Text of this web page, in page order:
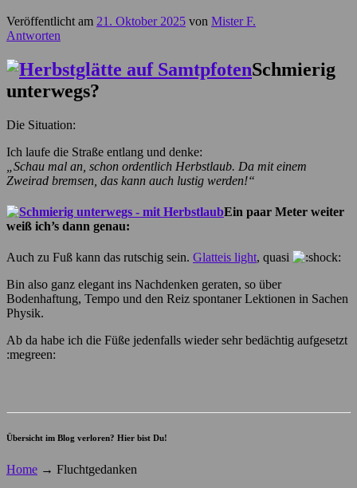
Veröffentlicht am 21. Oktober 2025 von Mister F.
Antworten
Schmierig
unterwegs?
Die Situation:
Ich laufe die Straße entlang und denke:
„Schau mal an, schon ordentlich Herbstlaub. Da mit einem
Zweirad bremsen, das kann auch lustig werden!“
Ein paar Meter weiter
weiß ich’s dann genau:
Auch zu Fuß kann das rutschig sein. Glatteis light, quasi
Bin also ganz elegant ins Nachdenken geraten, so über
Bodenhaftung, Tempo und den Reiz spontaner Lektionen in Sachen
Physik.
Ab da habe ich die Füße jedenfalls wieder sehr bedächtig aufgesetzt
:megreen:
Übersicht im Blog verloren? Hier bist Du!
Home → Fluchtgedanken